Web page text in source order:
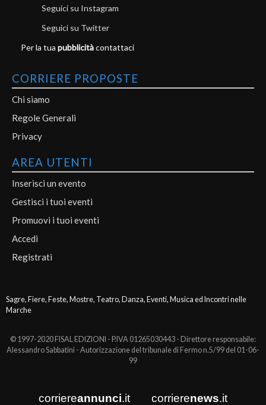
Seguici su Instagram
Seguici su Twitter
Per la tua pubblicitàcontattaci
CORRIERE PROPOSTE
Chi siamo
Regole Generali
Privacy
AREA UTENTI
Inserisci un evento
Gestisci i tuoi eventi
Promuovi i tuoi eventi
Accedi
Registrati
Sagre, Fiere, Feste, Mostre, Teatro, Danza, Eventi, Musica ed Incontri nelle
Marche
© 1997-2020 FISAL EDIZIONI - P.IVA 01265030443 - Direttore responsabile:
Alessandro Sabbatini - Autorizzazione del tribunale di Fermo n.5/99 del 01-06-
99
corriereannunci.it corrierenews.it